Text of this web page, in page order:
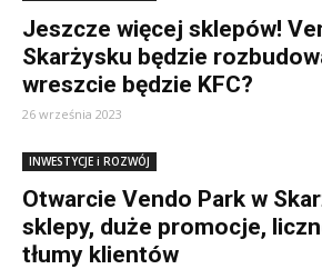
Jeszcze więcej sklepów!
Skarżysku będzie
wreszcie będzie KFC?
26 września 2023
INWESTYCJE i ROZWÓJ
Otwarcie Vendo Park w
sklepy, duże promocje,
tłumy klientów